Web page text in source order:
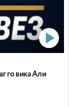
го вика Али